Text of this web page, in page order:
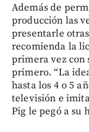
Además de
producción las
presentarle
recomienda la
primera vez con
primero. “La
hasta los 4 o 5
televisión e
Pig le pegó a su